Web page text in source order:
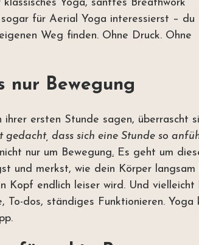
Yoga, sanftes Breathwork
für Aerial Yoga interessierst – du
Weg finden. Ohne Druck. Ohne
nur Bewegung
ihrer ersten Stunde sagen, überrascht
gedacht, dass sich eine Stunde so
nur um Bewegung. Es geht um
und merkst, wie dein Körper langsam
Kopf endlich leiser wird. Und
To-dos, ständiges Funktionieren. Yoga